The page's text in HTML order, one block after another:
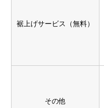
裾上げサービス（無料）
その他